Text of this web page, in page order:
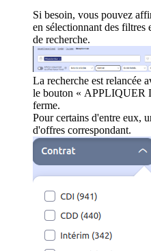
Si besoin, vous pouvez
en sélectionnant des filtres
de recherche.
La recherche est relancée
le bouton « APPLIQUER
ferme.
Pour certains d'entre eux,
d'offres correspondant.